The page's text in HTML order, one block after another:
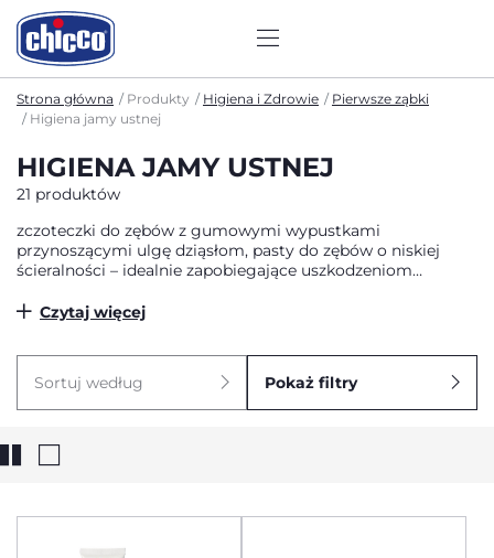
Strona główna Produkty Higiena i Zdrowie
Pierwsze ząbki
Higiena jamy ustnej
HIGIENA JAMY USTNEJ
21 produktów
zczoteczki do zębów z gumowymi wypustkami
przynoszącymi ulgę dziąsłom, pasty do zębów o niskiej
ścieralności – idealnie zapobiegające uszkodzeniom
wykonane z higienicznego silikonu.
Czytaj więcej
Sortuj według Pokaż filtry